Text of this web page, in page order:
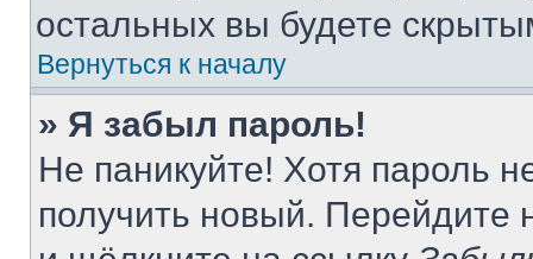
остальных вы будете
Вернуться к началу
» Я забыл пароль!
Не паникуйте! Хотя пароль
получить новый. Перейдите